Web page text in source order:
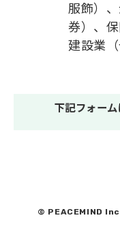
服飾）
券）、
建設業（
下記フォーム
© PEACEMIND